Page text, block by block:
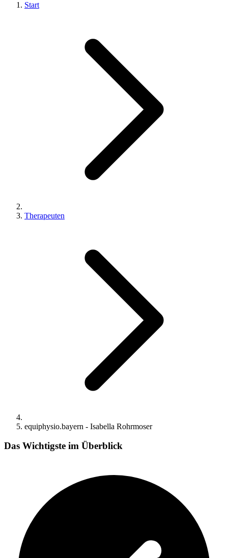
Start
Therapeuten
equiphysio.bayern - Isabella Rohrmoser
Das Wichtigste im Überblick